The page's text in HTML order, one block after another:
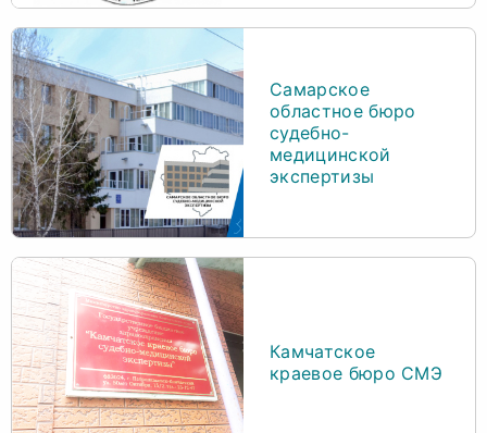
Самарское
областное бюро
судебно-
медицинской
экспертизы
Камчатское
краевое бюро СМЭ